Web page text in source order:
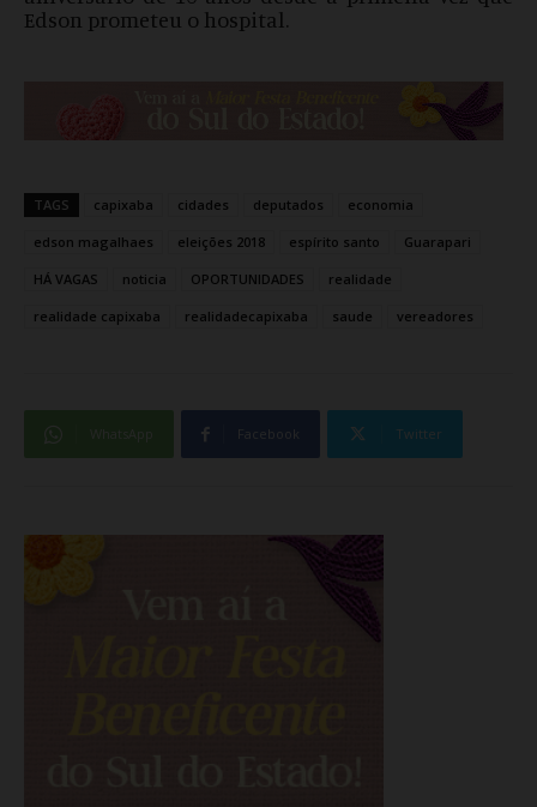
Edson prometeu o hospital.
TAGS capixaba cidades deputados economia
edson magalhaes eleições 2018 espírito santo Guarapari
HÁ VAGAS noticia OPORTUNIDADES realidade
realidade capixaba realidadecapixaba saude vereadores
Facebook Twitter